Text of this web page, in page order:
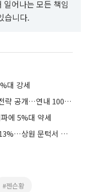
일어나는 모든 책임
습니다.
대 강세
솔트룩스, 생성형 AI 서비스 고도화 전략 공개…연내 100만 에이전트 기대감에 상승세
에 5%대 약세
美 클래리티 법안 연내 통과 가능성 13%…상원 문턱서 제동
#젠슨황